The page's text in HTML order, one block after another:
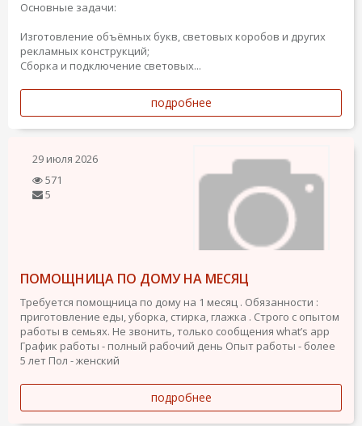
Основные задачи:
Изготовление объёмных букв, световых коробов и других
рекламных конструкций;
Сборка и подключение световых...
подробнее
29 июля 2026
571
5
ПОМОЩНИЦА ПО ДОМУ НА МЕСЯЦ
Требуется помощница по дому на 1 месяц . Обязанности :
приготовление еды, уборка, стирка, глажка . Строго с опытом
работы в семьях. Не звонить, только сообщения what’s app
График работы - полный рабочий день Опыт работы - более
5 лет Пол - женский
подробнее